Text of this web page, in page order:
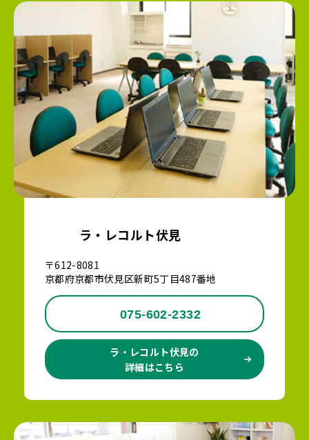
ラ・レコルト伏見
〒612-8081
京都府京都市伏見区新町5丁目487番地
075-602-2332
ラ・レコルト伏見の
詳細はこちら